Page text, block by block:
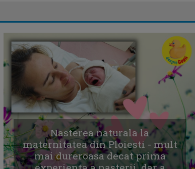
Nasterea naturala la
maternitatea din Ploiesti - mult
mai dureroasa decat prima